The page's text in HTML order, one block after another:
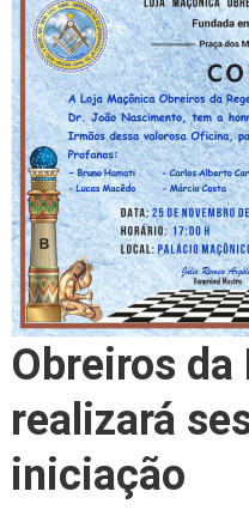
Obreiros da
realizará
iniciação